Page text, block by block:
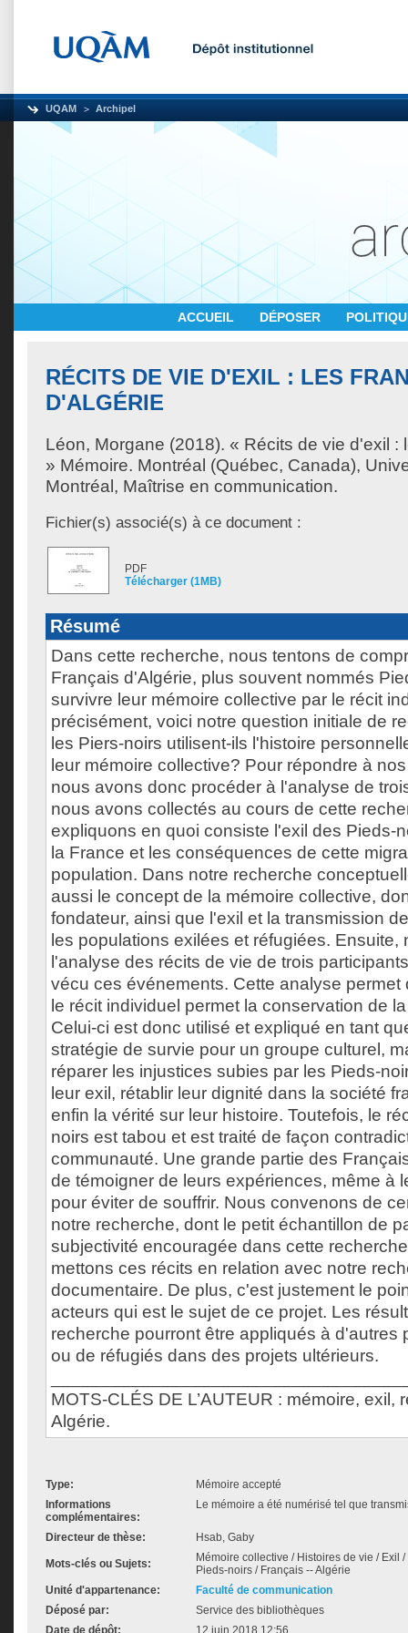
UQAM Archipel
ACCUEIL DÉPOSER
RÉCITS DE VIE D'EXIL : LES
D'ALGÉRIE
Léon, Morgane (2018). « Récits de vie d'exil :
» Mémoire. Montréal (Québec, Canada),
Montréal, Maîtrise en communication.
Fichier(s) associé(s) à ce document :
PDF
Télécharger (1MB)
Résumé
Dans cette recherche, nous tentons de
Français d'Algérie, plus souvent nommés
survivre leur mémoire collective par le récit
précisément, voici notre question initiale de
les Piers-noirs utilisent-ils l'histoire
leur mémoire collective? Pour répondre à
nous avons donc procéder à l'analyse de
nous avons collectés au cours de cette
expliquons en quoi consiste l'exil des Pieds-
la France et les conséquences de cette
population. Dans notre recherche
aussi le concept de la mémoire collective,
fondateur, ainsi que l'exil et la transmission
les populations exilées et réfugiées. Ensuite,
l'analyse des récits de vie de trois
vécu ces événements. Cette analyse permet
le récit individuel permet la conservation de
Celui-ci est donc utilisé et expliqué en tant
stratégie de survie pour un groupe culturel,
réparer les injustices subies par les Pieds-
leur exil, rétablir leur dignité dans la société
enfin la vérité sur leur histoire. Toutefois, le
noirs est tabou et est traité de façon
communauté. Une grande partie des
de témoigner de leurs expériences, même à
pour éviter de souffrir. Nous convenons de
notre recherche, dont le petit échantillon de
subjectivité encouragée dans cette
mettons ces récits en relation avec notre
documentaire. De plus, c'est justement le
acteurs qui est le sujet de ce projet. Les
recherche pourront être appliqués à d'autres
ou de réfugiés dans des projets ultérieurs.
MOTS-CLÉS DE L’AUTEUR : mémoire, exil,
Algérie.
Type:
Mémoire accepté
Informations
complémentaires:
Le mémoire a été numérisé tel que
Directeur de thèse: Hsab, Gaby
Mots-clés ou Sujets:
Mémoire collective / Histoires de vie / Exil
Pieds-noirs / Français -- Algérie
Unité d'appartenance:
Faculté de communication
Déposé par:
Service des bibliothèques
Date de dépôt:
12 juin 2018 12:56